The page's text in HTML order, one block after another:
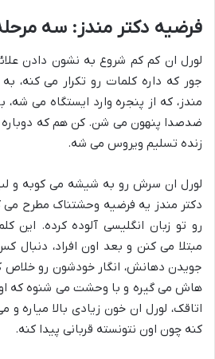
فرضیه دکتر مندز: سه
لورل ان کم کم شروع به نشون دادن
جور که داره کلمات رو تکرار می کنه،
مندز، که از پنجره وارد ایستگاه می شه،
ضدصدا پنهون می شن. کن هم که
زنده تسلیم ویروس می شه.
لورل ان سرش رو به شیشه می کوبه و
دکتر مندز یه فرضیه وحشتناک مطرح
رو تو زبان انگلیسی آلوده کرده. این
مبتلا می کنن و بعد اون افراد،
جویدن دهانش، انگار خودشون رو خلاص
هاش می گیره و با وحشت می شنوه که
اتاقک، لورل ان خون زیادی بالا میاره
کنه چون اون نتونسته قربانی پیدا کنه.